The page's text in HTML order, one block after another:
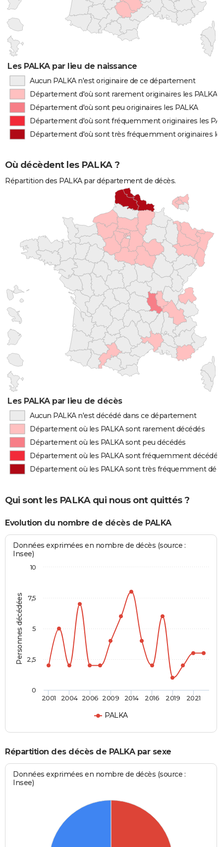
Les PALKA par lieu de naissance
Aucun PALKA n'est originaire de ce département
Département d'où sont rarement originaires les PALKA
Département d'où sont peu originaires les PALKA
Département d'où sont fréquemment originaires les
Département d'où sont très fréquemment originaires
Où décèdent les PALKA ?
Répartition des PALKA par département de décès.
Les PALKA par lieu de décès
Aucun PALKA n'est décédé dans ce département
Département où les PALKA sont rarement décédés
Département où les PALKA sont peu décédés
Département où les PALKA sont fréquemment décédés
Département où les PALKA sont très fréquemment
Qui sont les PALKA qui nous ont quittés ?
Evolution du nombre de décès de PALKA
Personnes décédées
Données exprimées en nombre de décès (source :
Insee)
PALKA
2001 2004 2006 2009 2014 2016 2019 2021
0
10
2,5
5
7,5
Répartition des décès de PALKA par sexe
Données exprimées en nombre de décès (source :
Insee)